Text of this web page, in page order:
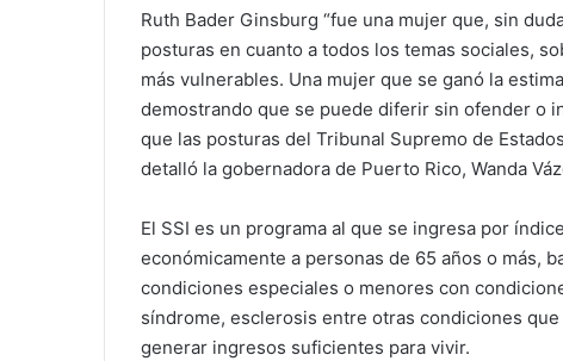
Ruth Bader Ginsburg “fue una mujer que, sin
posturas en cuanto a todos los temas sociales,
más vulnerables. Una mujer que se ganó la
demostrando que se puede diferir sin ofender o
que las posturas del Tribunal Supremo de
detalló la gobernadora de Puerto Rico, Wanda
El SSI es un programa al que se ingresa por
económicamente a personas de 65 años o más,
condiciones especiales o menores con
síndrome, esclerosis entre otras condiciones
generar ingresos suficientes para vivir.